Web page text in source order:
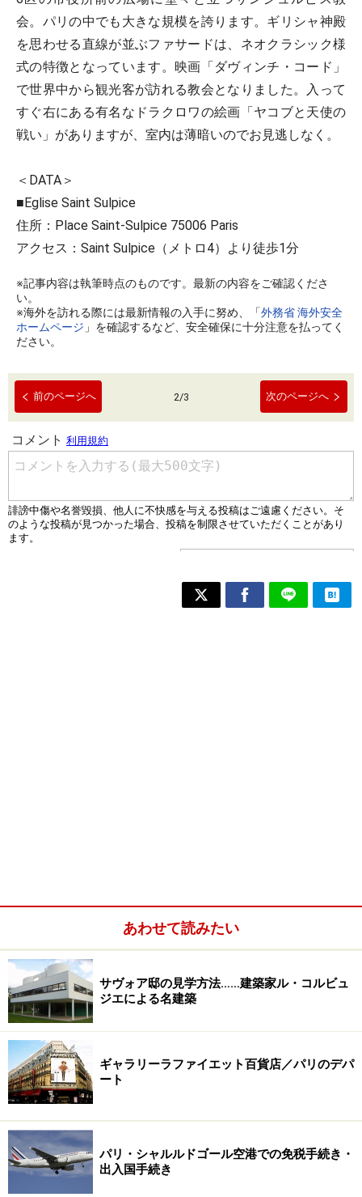
会。パリの中でも大きな規模を誇ります。ギリシャ神殿
を思わせる直線が並ぶファサードは、ネオクラシック様
式の特徴となっています。映画「ダヴィンチ・コード」
で世界中から観光客が訪れる教会となりました。入って
すぐ右にある有名なドラクロワの絵画「ヤコブと天使の
戦い」がありますが、室内は薄暗いのでお見逃しなく。
＜DATA＞
■Eglise Saint Sulpice
住所：Place Saint-Sulpice 75006 Paris
アクセス：Saint Sulpice（メトロ4）より徒歩1分
※記事内容は執筆時点のものです。最新の内容をご確認くださ
い。
※海外を訪れる際には最新情報の入手に努め、「外務省 海外安全
ホームページ 」を確認するなど、安全確保に十分注意を払ってく
ださい。
前のページへ 2/3 次のページへ
あわせて読みたい
サヴォア邸の見学方法……建築家ル・コルビュ
ジエによる名建築
ギャラリーラファイエット百貨店／パリのデパ
ート
パリ・シャルルドゴール空港での免税手続き・
出入国手続き